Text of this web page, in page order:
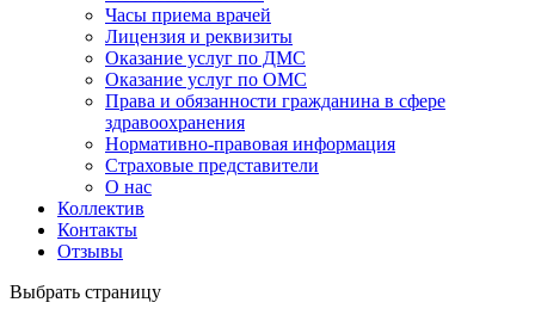
Часы приема врачей
Лицензия и реквизиты
Оказание услуг по ДМС
Оказание услуг по ОМС
Права и обязанности гражданина в сфере
здравоохранения
Нормативно-правовая информация
Страховые представители
О нас
Коллектив
Контакты
Отзывы
Выбрать страницу